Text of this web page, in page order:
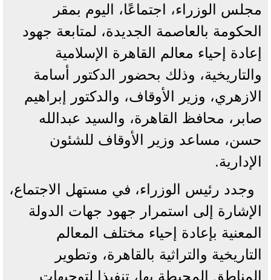
مجلس الوزراء، اجتماعًا، اليوم بمقر
الحكومة بالعاصمة الجديدة، لمتابعة جهود
إعادة إحياء معالم القاهرة الإسلامية
والتاريخية، وذلك بحضور الدكتور أسامة
الازهري، وزير الأوقاف، والدكتور إبراهيم
صابر، محافظ القاهرة، والسيد عبدالله
حسن، مساعد وزير الأوقاف للشئون
الإدارية.
وجدد رئيس الوزراء، في مستهل الاجتماع،
الإشارة إلى استمرار جهود جهات الدولة
المعنية بإعادة إحياء مختلف المعالم
التاريخية والتراثية بالقاهرة، وتطوير
المناطق المحيطة بها، تنفيذا لتوجيهات